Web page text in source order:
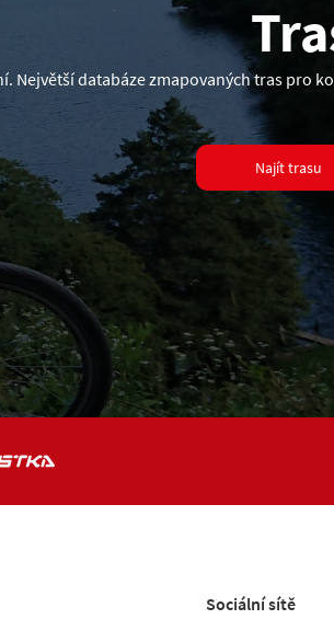
Největší databáze zmapovaných tras pro
Najít trasu
Sociální sítě